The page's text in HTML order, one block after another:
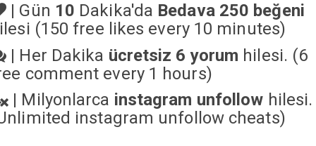
| Gün 10 Dakika'da Bedava 250 beğeni
(150 free likes every 10 minutes)
| Her Dakika ücretsiz 6 yorum hilesi. (6
comment every 1 hours)
| Milyonlarca instagram unfollow hilesi.
instagram unfollow cheats)